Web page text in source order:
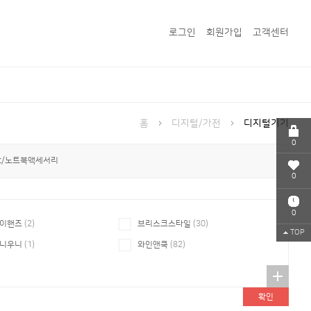
로그인 회원가입 고객센터
홈 디지털/가전 디지털기기
노트북액세서리
핸즈 (2) 브리스크스타일 (30)
우니 (1) 와인앤쿡 (82)
확인
0
0
0
TOP